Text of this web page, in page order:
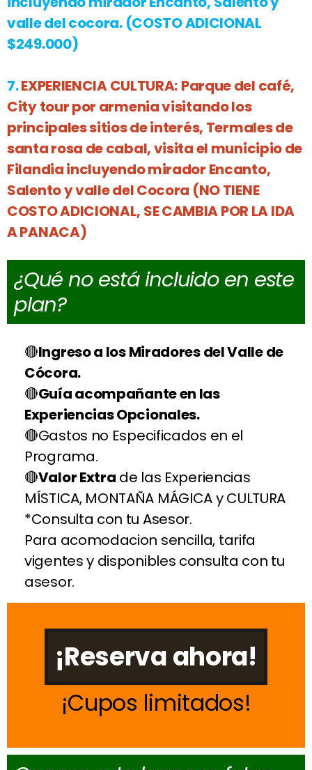
valle del cocora. (COSTO ADICIONAL
$249.000)
7.EXPERIENCIA CULTURA: Parque del café,
City tour por armenia visitando los
principales sitios de interés, Termales de
santa rosa de cabal, visita el municipio de
Filandia incluyendo mirador Encanto,
Salento y valle del Cocora (NO TIENE
COSTO ADICIONAL, SE CAMBIA POR LA IDA
A PANACA)
¿Qué no está incluido en este
plan?
Ingreso a los Miradores del Valle de
Cócora.
Guía acompañante en las
Experiencias Opcionales.
Gastos no Especificados en el
Programa.
Valor Extra de las Experiencias
MÍSTICA, MONTAÑA MÁGICA y CULTURA
*Consulta con tu Asesor.
Para acomodacion sencilla, tarifa
vigentes y disponibles consulta con tu
asesor.
¡Reserva ahora!
Cupos limitados